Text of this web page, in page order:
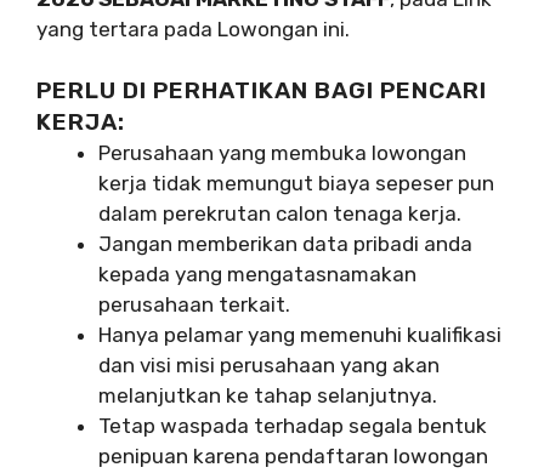
yang tertara pada Lowongan ini.
PERLU DI PERHATIKAN BAGI PENCARI
KERJA:
Perusahaan yang membuka lowongan
kerja tidak memungut biaya sepeser pun
dalam perekrutan calon tenaga kerja.
Jangan memberikan data pribadi anda
kepada yang mengatasnamakan
perusahaan terkait.
Hanya pelamar yang memenuhi kualifikasi
dan visi misi perusahaan yang akan
melanjutkan ke tahap selanjutnya.
Tetap waspada terhadap segala bentuk
penipuan karena pendaftaran lowongan